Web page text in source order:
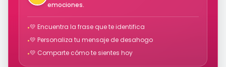
emociones.
•💛 Encuentra la frase que te identifica
•💛 Personaliza tu mensaje de desahogo
•💛 Comparte cómo te sientes hoy